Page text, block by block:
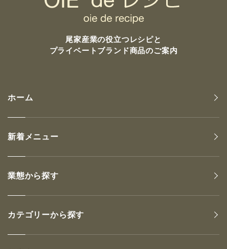
尾家産業の役立つレシピと
プライベートブランド商品のご案内
ホーム
新着メニュー
業態から探す
カテゴリーから探す